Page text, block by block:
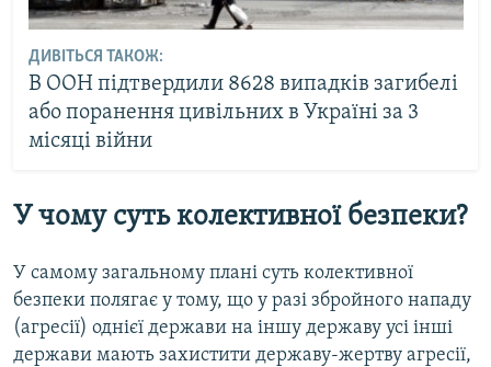
ДИВІТЬСЯ ТАКОЖ:
В ООН підтвердили 8628 випадків загибелі
або поранення цивільних в Україні за 3
місяці війни
У чому суть колективної безпеки?
У самому загальному плані суть колективної
безпеки полягає у тому, що у разі збройного нападу
(агресії) однієї держави на іншу державу усі інші
держави мають захистити державу-жертву агресії,